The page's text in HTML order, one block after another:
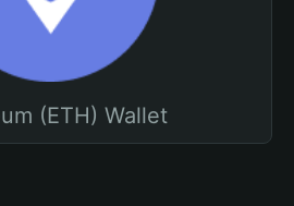
(ETH) Wallet